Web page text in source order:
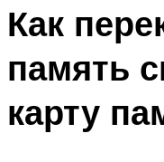
Как
память
карту